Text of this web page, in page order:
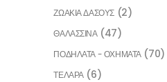
ΖΩΑΚΙΑ ΔΑΣΟΥΣ (2)
ΘΑΛΑΣΣΙΝΑ (47)
ΠΟΔΗΛΑΤΑ - ΟΧΗΜΑΤΑ (70)
ΤΕΛΑΡΑ (6)